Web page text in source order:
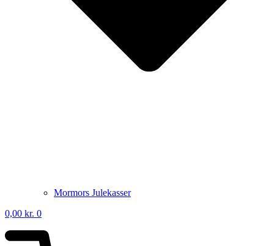
Mormors Julekasser
0,00 kr. 0